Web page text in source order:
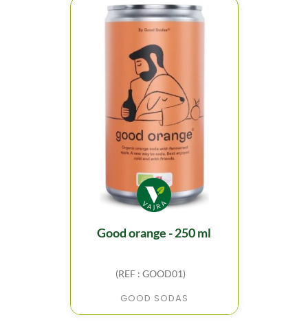
good orange - 250 ml
(REF : GOOD01)
GOOD SODAS